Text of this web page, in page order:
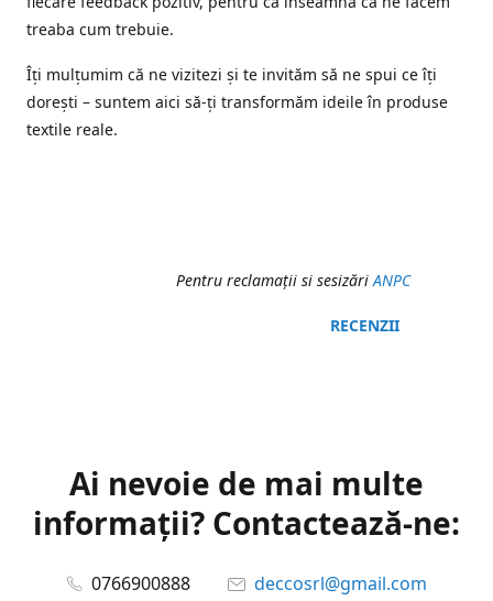
treaba cum trebuie.
Îți mulțumim că ne vizitezi și te invităm să ne spui ce îți
dorești – suntem aici să-ți transformăm ideile în produse
textile reale.
Pentru reclamaţii si sesizăriANPC
RECENZII
Ai nevoie de mai multe
informații? Contactează-ne:
0766900888 deccosrl@gmail.com